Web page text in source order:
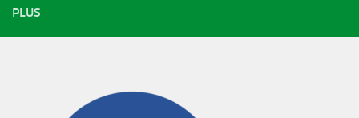
PLUS